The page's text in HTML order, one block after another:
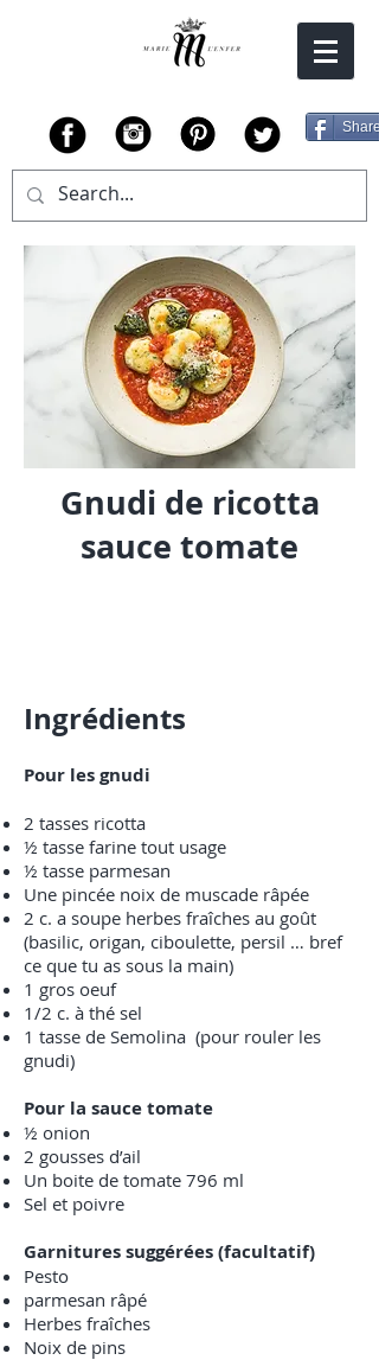
Share
Gnudi de ricotta
sauce tomate
Ingrédients
Pour les gnudi
2 tasses ricotta
½ tasse farine tout usage
½ tasse parmesan
Une pincée noix de muscade râpée
2 c. a soupe herbes fraîches au goût
(basilic, origan, ciboulette, persil … bref
ce que tu as sous la main)
1 gros oeuf
1/2 c. à thé sel
1 tasse de Semolina (pour rouler les
gnudi)
Pour la sauce tomate
½ onion
2 gousses d’ail
Un boite de tomate 796 ml
Sel et poivre
Garnitures suggérées (facultatif)
Pesto
parmesan râpé
Herbes fraîches
Noix de pins